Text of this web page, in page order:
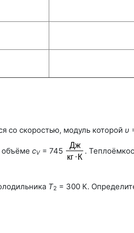
со скоростью, модуль которой υ
объёме сV = 745
.
Т2 = 300 К.